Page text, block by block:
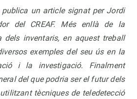
publica un article signat per Jordi
del CREAF. Més enllà de la
dels inventaris, en aquest treball
exemples del seu ús en la
i la investigació. Finalment
del que podria ser el futur dels
tècniques de teledetecció